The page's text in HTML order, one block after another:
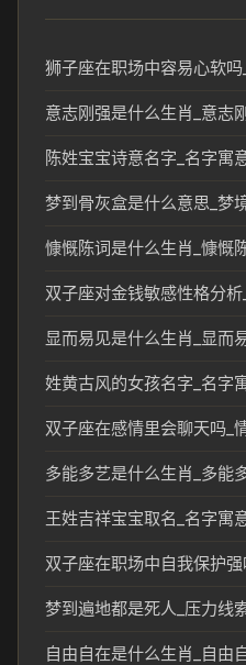
狮子座在职场中容易心软
意志刚强是什么生肖_意志
陈姓宝宝诗意名字_名字寓
梦到骨灰盒是什么意思_梦
慷慨陈词是什么生肖_慷慨
双子座对金钱敏感性格分
显而易见是什么生肖_显而
姓黄古风的女孩名字_名字
双子座在感情里会聊天吗_
多能多艺是什么生肖_多能
王姓吉祥宝宝取名_名字寓
双子座在职场中自我保护
梦到遍地都是死人_压力线
自由自在是什么生肖_自由